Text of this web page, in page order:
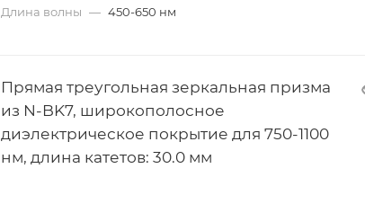
Длина волны — 450-650 нм
Прямая треугольная зеркальная призма
из N-BK7, широкополосное
диэлектрическое покрытие для 750-1100
нм, длина катетов: 30.0 мм